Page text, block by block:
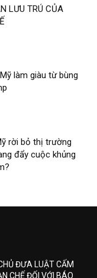
LƯU TRÚ CỦA
làm giàu từ bùng
rời bỏ thị trường
đẩy cuộc khủng
ĐƯA LUẬT CẤM
CHẾ ĐỐI VỚI BÁO